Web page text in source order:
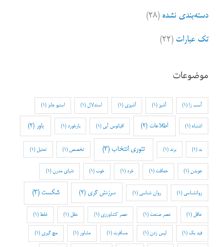
دسته‌بندی نشده (۲۸)
تک عبارات (۲۲)
موضوعات
آسب زا (1) آشپز (1) آشپزی (1) استدلال (1) استیو جابز (1)
اشتباه (1) اطلاعات (2) اقیانوس آبی (1) بازخورد (1) باور (2)
بد(1) برند (1) تئوری انتخاب (3) تخصص (1) تمثیل (1)
جویدن (1) حماقت (1) خرد (1) خوب(1) دنیای مدرن (1)
روانشناسی (1) روان شناسی (1) سرزنش گری (2) شکست (3)
عاقل (1) عصر صنعت (1) عصر کشاورزی (1) عقل (1) غلط (1)
فید بک(1) لیس زدن (1) مسافرت (1) مشاور (1) مچ گیری (1)